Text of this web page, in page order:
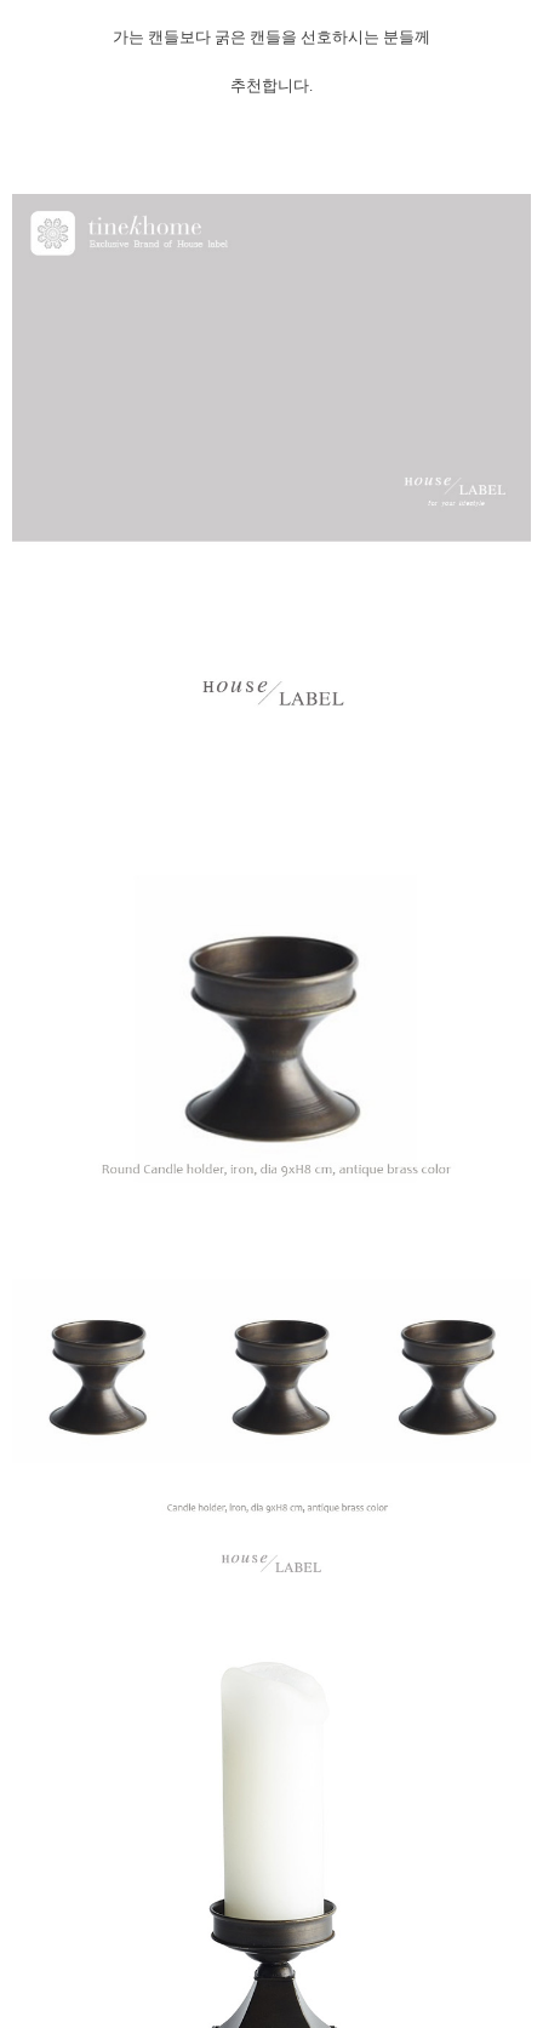
가는 캔들보다 굵은 캔들을 선호하시는 분들께
추천합니다.